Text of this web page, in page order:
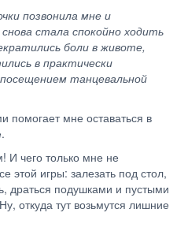
позвонила мне и
стала спокойно ходить
боли в животе,
в практически
танцевальной
помогает мне оставаться в
И чего только мне не
этой игры: залезать под стол,
драться подушками и пустыми
откуда тут возьмутся лишние